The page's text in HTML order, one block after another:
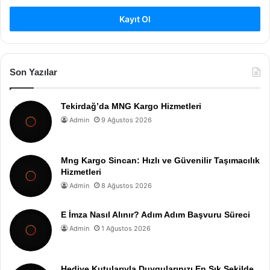
Kayıt Ol
Son Yazılar
Tekirdağ’da MNG Kargo Hizmetleri
Admin 9 Ağustos 2026
Mng Kargo Sincan: Hızlı ve Güvenilir Taşımacılık
Hizmetleri
Admin 8 Ağustos 2026
E İmza Nasıl Alınır? Adım Adım Başvuru Süreci
Admin 1 Ağustos 2026